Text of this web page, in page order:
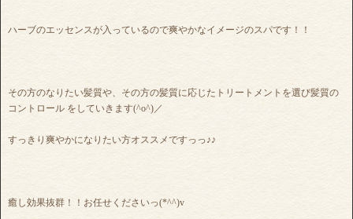
ハーブのエッセンスが入っているので爽やかなイメージのスパです！！
その方のなりたい髪質や、その方の髪質に応じたトリートメントを選び髪質の
コントロール をしていきます(^o^)／
すっきり爽やかになりたい方オススメですっっ♪♪
癒し効果抜群！！お任せくださいっ(*^^)v